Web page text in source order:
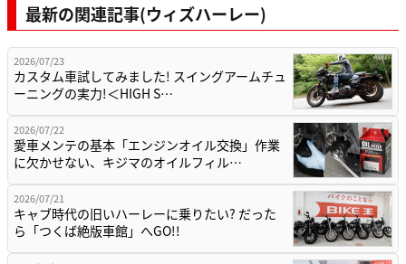
最新の関連記事(ウィズハーレー)
2026/07/23
カスタム車試してみました! スイングアームチュ
ーニングの実力!＜HIGH S…
2026/07/22
愛車メンテの基本「エンジンオイル交換」作業
に欠かせない、キジマのオイルフィル…
2026/07/21
キャブ時代の旧いハーレーに乗りたい? だった
ら「つくば絶版車館」へGO!!